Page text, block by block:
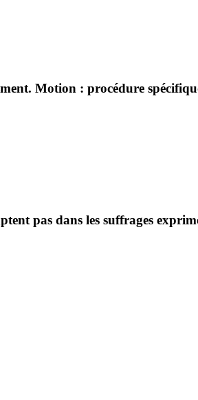
Motion : procédure
pas dans les suffrages